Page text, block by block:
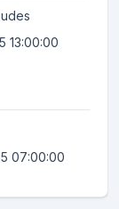
13:00:00
07:00:00